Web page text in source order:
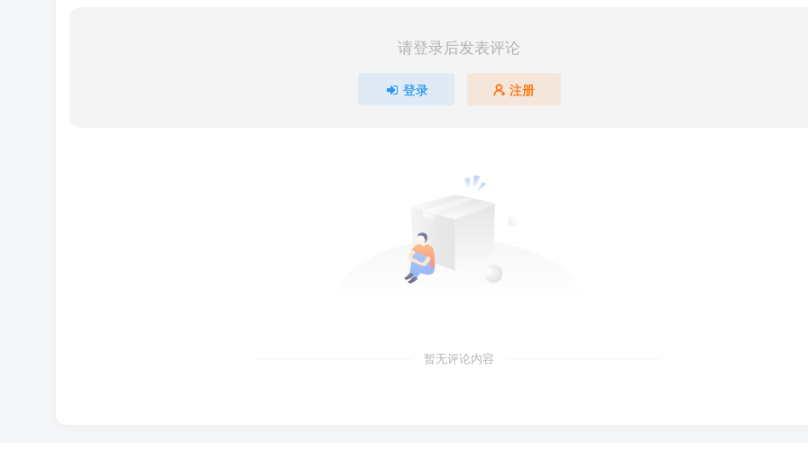
请登录后发表评论
登录 注册
暂无评论内容